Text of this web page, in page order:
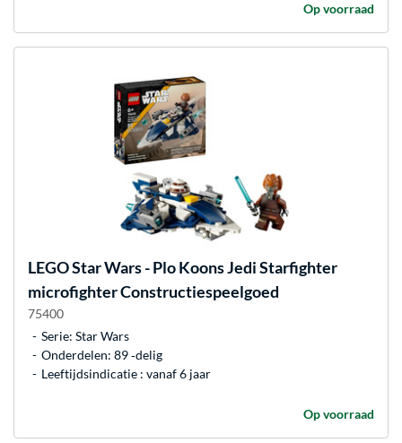
Op voorraad
LEGOStar Wars - Plo Koons Jedi Starfighter
microfighter Constructiespeelgoed
75400
Serie: Star Wars
Onderdelen: 89 ‐delig
Leeftijdsindicatie : vanaf 6 jaar
Op voorraad